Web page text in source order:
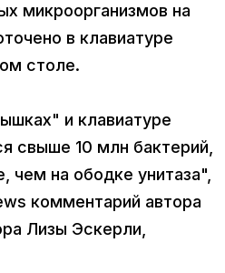
микроорганизмов на
в клавиатуре
столе.
и клавиатуре
свыше 10 млн бактерий,
чем на ободке унитаза",
комментарий автора
Лизы Эскерли,